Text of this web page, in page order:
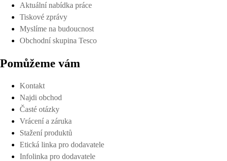
Aktuální nabídka práce
Tiskové zprávy
Myslíme na budoucnost
Obchodní skupina Tesco
Pomůžeme vám
Kontakt
Najdi obchod
Časté otázky
Vrácení a záruka
Stažení produktů
Etická linka pro dodavatele
Infolinka pro dodavatele